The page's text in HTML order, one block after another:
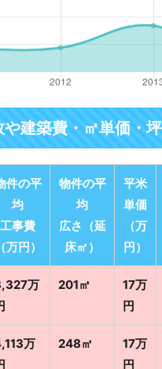
や建築費・㎡単価・
件の平
均
工事費
（万円）
物件の平
均
広さ（延
床㎡）
平米
単価
（万
円）
万
201㎡
17万
円
万
248㎡
17万
円